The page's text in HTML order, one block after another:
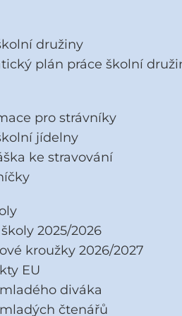
družiny
plán práce školní
pro strávníky
jídelny
ke stravování
2025/2026
kroužky 2026/2027
EU
diváka
čtenářů